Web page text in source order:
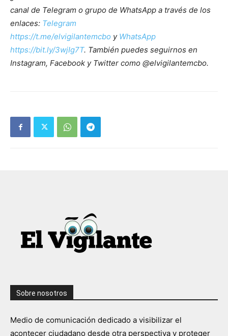
canal de Telegram o grupo de WhatsApp a través de los
enlaces: Telegram
https://t.me/elvigilantemcbo y WhatsApp
https://bit.ly/3wjIg7T. También puedes seguirnos en
Instagram, Facebook y Twitter como @elvigilantemcbo.
Sobre nosotros
Medio de comunicación dedicado a visibilizar el
acontecer ciudadano desde otra perspectiva y proteger